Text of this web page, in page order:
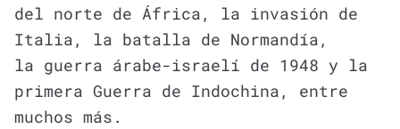
del norte de África, la invasión de
Italia, la batalla de Normandía,
la guerra árabe-israelí de 1948 y la
primera Guerra de Indochina, entre
muchos más.